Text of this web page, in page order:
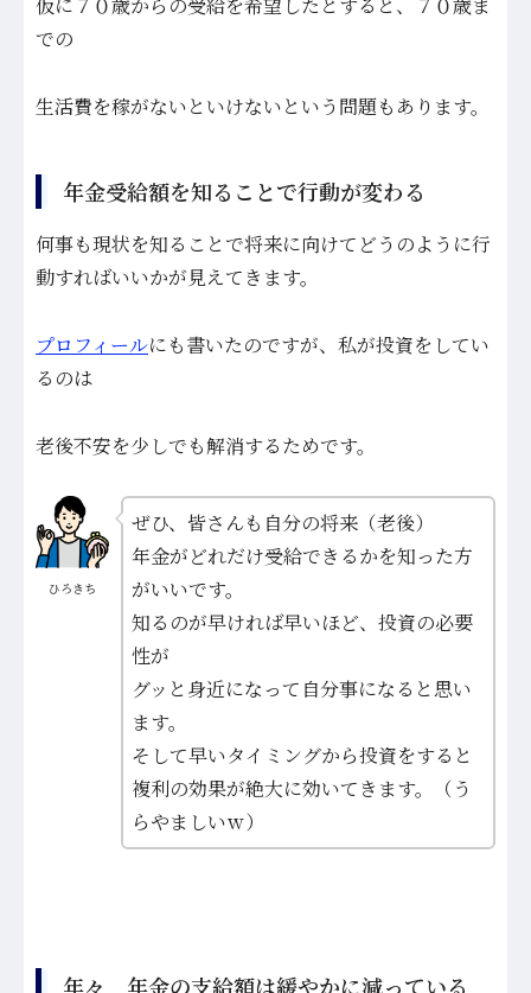
での
生活費を稼がないといけないという問題もあります。
年金受給額を知ることで行動が変わる
何事も現状を知ることで将来に向けてどうのように行
動すればいいかが見えてきます。
プロフィールにも書いたのですが、私が投資をしてい
るのは
老後不安を少しでも解消するためです。
ひろきち
ぜひ、皆さんも自分の将来（老後）
年金がどれだけ受給できるかを知った方
がいいです。
知るのが早ければ早いほど、投資の必要
性が
グッと身近になって自分事になると思い
ます。
そして早いタイミングから投資をすると
複利の効果が絶大に効いてきます。（う
らやましいｗ）
年々 年金の支給額は緩やかに減っている